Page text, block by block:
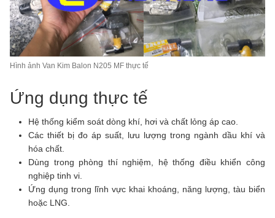
Hình ảnh Van Kim Balon N205 MF thực tế
Ứng dụng thực tế
Hệ thống kiểm soát dòng khí, hơi và chất lỏng áp cao.
Các thiết bị đo áp suất, lưu lượng trong ngành dầu khí và
hóa chất.
Dùng trong phòng thí nghiệm, hệ thống điều khiển công
nghiệp tinh vi.
Ứng dụng trong lĩnh vực khai khoáng, năng lượng, tàu biển
hoặc LNG.